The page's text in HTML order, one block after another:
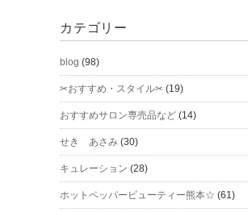
カテゴリー
blog (98)
✂おすすめ・スタイル✂ (19)
おすすめサロン専売品など (14)
せき あさみ (30)
キュレーション (28)
ホットペッパービューティー熊本☆ (61)